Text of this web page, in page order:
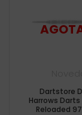
Dartstore
Harrows
Reloaded